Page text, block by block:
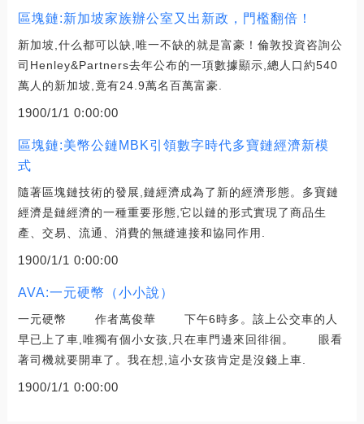
區塊鏈:新加坡家族辦公室又出新政，門檻翻倍！
新加坡,什么都可以缺,唯一不缺的就是富豪！倫敦投資咨詢公
司Henley&Partners去年公布的一項數據顯示,總人口約540
萬人的新加坡,竟有24.9萬名百萬富豪.
1900/1/1 0:00:00
區塊鏈:美幣公鏈MBK引領數字時代多寶鏈經濟新模
式
隨著區塊鏈技術的發展,鏈經濟成為了新的經濟形態。多寶鏈
經濟是鏈經濟的一種重要形態,它以鏈的形式實現了商品生
產、交易、流通、消費的無縫連接和協同作用.
1900/1/1 0:00:00
AVA:一元硬幣（小小說）
一元硬幣 作者萬俊華 下午6時多。該上公交車的人
早已上了車,唯獨有個小女孩,只在車門邊來回徘徊。 眼看
著司機就要開車了。我在想,這小女孩肯定是沒錢上車.
1900/1/1 0:00:00